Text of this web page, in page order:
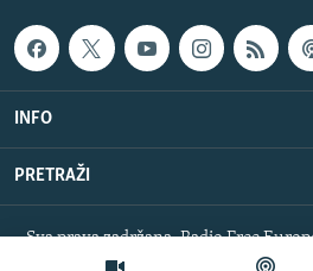
INFO
PRETRAŽI
Sva prava zadržana. Radio Free
RFE/RL, Inc.